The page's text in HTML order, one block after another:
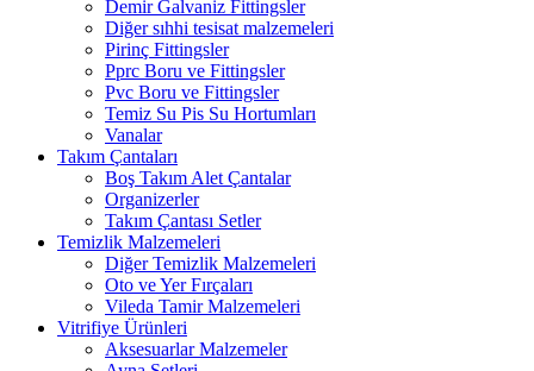
Demir Galvaniz Fittingsler
Diğer sıhhi tesisat malzemeleri
Pirinç Fittingsler
Pprc Boru ve Fittingsler
Pvc Boru ve Fittingsler
Temiz Su Pis Su Hortumları
Vanalar
Takım Çantaları
Boş Takım Alet Çantalar
Organizerler
Takım Çantası Setler
Temizlik Malzemeleri
Diğer Temizlik Malzemeleri
Oto ve Yer Fırçaları
Vileda Tamir Malzemeleri
Vitrifiye Ürünleri
Aksesuarlar Malzemeler